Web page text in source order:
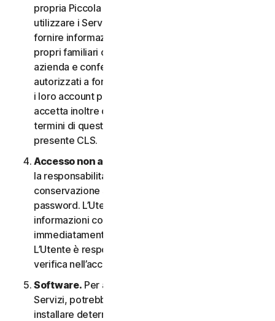
propria Piccola azienda o i propri dispositivi per
utilizzare i Servizi. In questo caso è necessario
fornire informazioni veritiere e accurate su di sé, i
propri familiari o i dipendenti della propria Piccola
azienda e confermare di essere debitamente
autorizzati a fornire tali informazioni e a monitorare
i loro account per loro conto. L’Utente
accetta inoltre di informare tali persone riguardo ai
termini di questo CLS e garantire la compliance al
presente CLS.
Accesso non autorizzato all’account
la responsabilità esclusiva di garantire la
conservazione sicura del proprio nome utente e
password. L’Utente non deve condividere queste
informazioni con altri e si impegna a riportare
immediatamente qualsiasi utilizzo non autorizzato.
L’Utente è responsabile di qualsiasi attività che si
verifica nell’account.
Software. Per accedere e utilizzare determinati
Servizi, potrebbe essere necessario scaricare e
installare determinati Software su un Dispositivo.